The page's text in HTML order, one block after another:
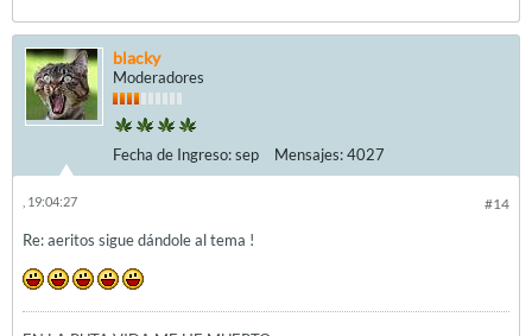
blacky
Moderadores
Fecha de Ingreso:sep Mensajes:4027
#14
, 19:04:27
Re: aeritos sigue dándole al tema !